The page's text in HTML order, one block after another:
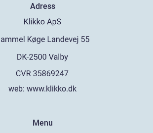
Adress
web: www.klikko.dk
Menu